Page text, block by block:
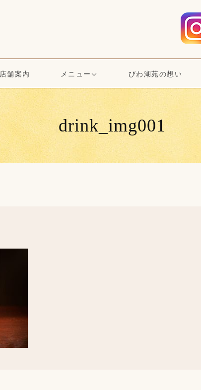
店舗案内 メニュー びわ湖苑の想い
drink_img001